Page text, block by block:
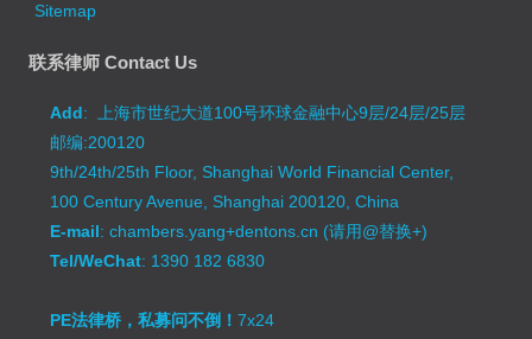
Sitemap
联系律师 Contact Us
Add: 上海市世纪大道100号环球金融中心9层/24层/25层
邮编:200120
9th/24th/25th Floor, Shanghai World Financial Center,
100 Century Avenue, Shanghai 200120, China
E-mail: chambers.yang+dentons.cn (请用@替换+)
Tel/WeChat: 1390 182 6830
PE法律桥，私募问不倒！7x24